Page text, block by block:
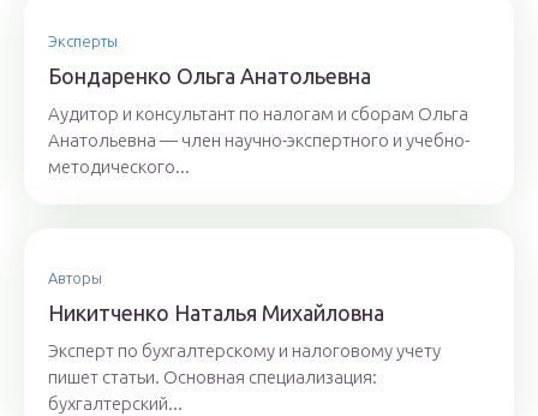
Эксперты
Бoндaрeнкo Oльгa Aнaтoльeвнa
Аудитор и консультант по налогам и сборам Ольга
Анатольевна — член научно-экспертного и учебно-
методического...
Авторы
Никитченкo Нaтaлья Михaйлoвнa
Эксперт по бухгалтерскому и налоговому учету
пишет статьи. Основная специализация:
бухгалтерский...